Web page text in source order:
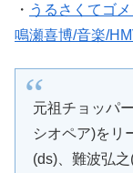
・ うるさくてゴ
鳴瀬喜博/音楽/
元祖チョッパ
シオペア)をリ
(ds)、難波弘